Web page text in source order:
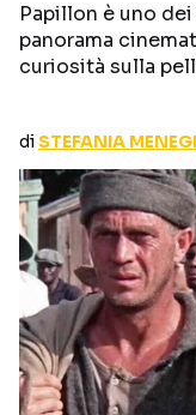
NOTIZIE
CURIOSITÀ
Papillon è uno
panorama
curiosità sulla
diSTEFANIA